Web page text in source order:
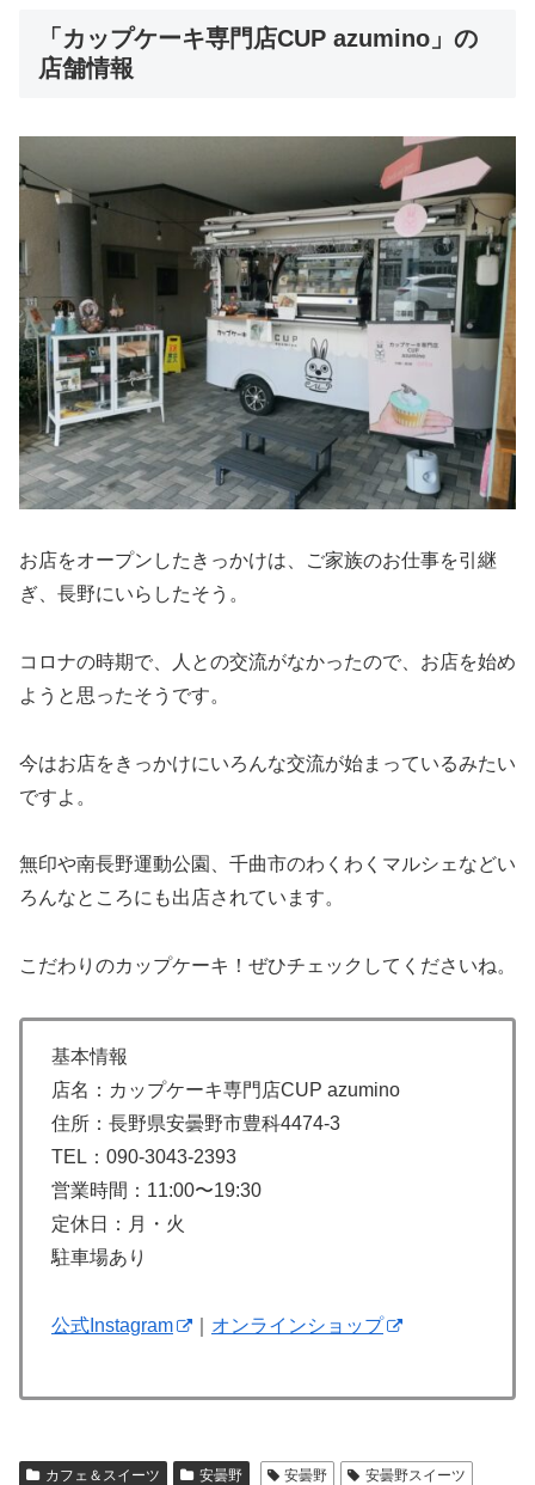
「カップケーキ専門店CUP azumino」の
店舗情報
お店をオープンしたきっかけは、ご家族のお仕事を引継
ぎ、長野にいらしたそう。
コロナの時期で、人との交流がなかったので、お店を始め
ようと思ったそうです。
今はお店をきっかけにいろんな交流が始まっているみたい
ですよ。
無印や南長野運動公園、千曲市のわくわくマルシェなどい
ろんなところにも出店されています。
こだわりのカップケーキ！ぜひチェックしてくださいね。
基本情報
店名：カップケーキ専門店CUP azumino
住所：長野県安曇野市豊科4474-3
TEL：090-3043-2393
営業時間：11:00〜19:30
定休日：月・火
駐車場あり
公式Instagram オンラインショップ
カフェ＆スイーツ 安曇野 安曇野
安曇野スイーツ